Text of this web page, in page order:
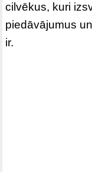
cilvēkus, kuri
piedāvājumus
ir.